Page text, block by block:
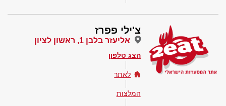
צ'ילי פפרז
אליעזר בלבן 1, ראשון לציון
הצג טלפון
לאתר
המלצות